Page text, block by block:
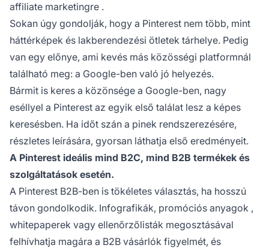
affiliate marketingre .
Sokan úgy gondolják, hogy a Pinterest nem több, mint
háttérképek és lakberendezési ötletek tárhelye. Pedig
van egy előnye, ami kevés más közösségi platformnál
található meg: a Google-ben való jó helyezés.
Bármit is keres a közönsége a Google-ben, nagy
eséllyel a Pinterest az egyik első találat lesz a képes
keresésben. Ha időt szán a pinek rendszerezésére,
részletes leírására, gyorsan láthatja első eredményeit.
A Pinterest ideális mind B2C, mind B2B termékek és
szolgáltatások esetén.
A Pinterest B2B-ben is tökéletes választás, ha hosszú
távon gondolkodik. Infografikák, promóciós anyagok ,
whitepaperek vagy ellenőrzőlisták megosztásával
felhívhatja magára a B2B vásárlók figyelmét, és